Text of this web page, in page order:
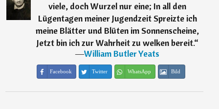
viele, doch Wurzel nur eine; In all den
Lügentagen meiner Jugendzeit Spreizte ich
meine Blätter und Blüten im Sonnenscheine,
Jetzt bin ich zur Wahrheit zu welken bereit.“
―William Butler Yeats
Facebook Twitter WhatsApp Bild